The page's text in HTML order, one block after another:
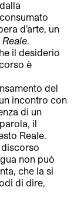
d’arte, un
Reale.
il desiderio
è
del
incontro con
di un
il
Reale.
discorso
non può
che la si
di dire,